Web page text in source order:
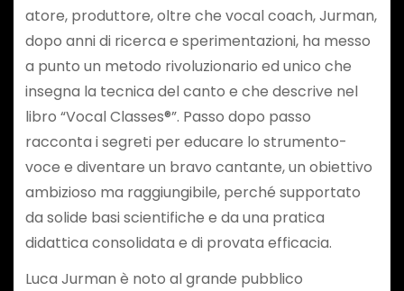
atore, produttore, oltre che vocal coach, Jurman,
dopo anni di ricerca e sperimentazioni, ha messo
a punto un metodo rivoluzionario ed unico che
insegna la tecnica del canto e che descrive nel
libro “Vocal Classes®”. Passo dopo passo
racconta i segreti per educare lo strumento-
voce e diventare un bravo cantante, un obiettivo
ambizioso ma raggiungibile, perché supportato
da solide basi scientifiche e da una pratica
didattica consolidata e di provata efficacia.
Luca Jurman è noto al grande pubblico